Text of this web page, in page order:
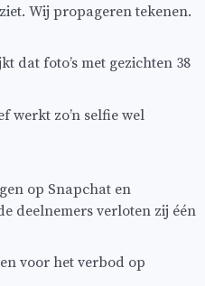
Wij propageren tekenen.
dat foto’s met gezichten 38
werkt zo’n selfie wel
op Snapchat en
deelnemers verloten zij één
voor het verbod op